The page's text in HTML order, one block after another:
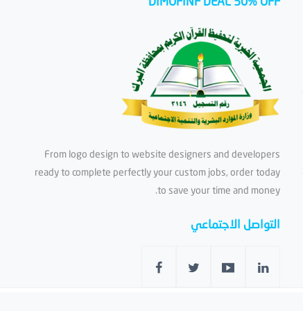
From logo design to website designers and developers
ready to complete perfectly your custom jobs, order today
to save your time and money.
التواصل الاجتماعي